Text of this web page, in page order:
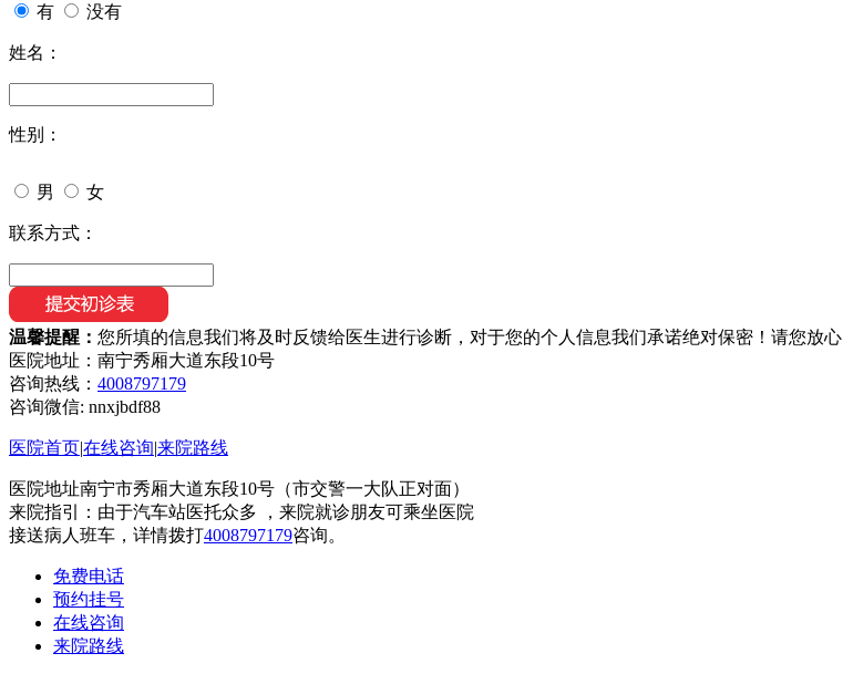
有 没有
姓名：
性别：
男 女
联系方式：
温馨提醒： 您所填的信息我们将及时反馈给医生进行诊断，对于您的个人信息我们承诺绝对保密！请您放心
医院地址：南宁秀厢大道东段10号
咨询热线： 4008797179
咨询微信: nnxjbdf88
医院首页|在线咨询|来院路线
医院地址南宁市秀厢大道东段10号（市交警一大队正对面）
来院指引：由于汽车站医托众多 ，来院就诊朋友可乘坐医院
接送病人班车，详情拨打4008797179咨询。
免费电话
预约挂号
在线咨询
来院路线